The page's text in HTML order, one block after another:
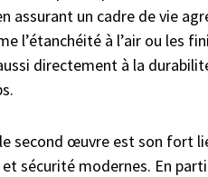
assurant un cadre de vie
l’étanchéité à l’air ou les
directement à la
second œuvre est son fort
sécurité modernes. En